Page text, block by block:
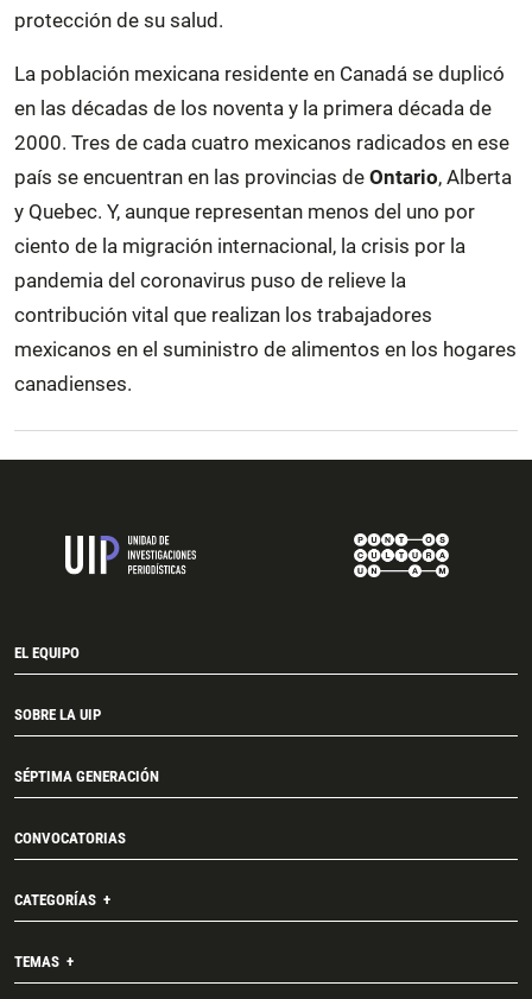
protección de su salud.
La población mexicana residente en Canadá se duplicó
en las décadas de los noventa y la primera década de
2000. Tres de cada cuatro mexicanos radicados en ese
país se encuentran en las provincias de Ontario, Alberta
y Quebec. Y, aunque representan menos del uno por
ciento de la migración internacional, la crisis por la
pandemia del coronavirus puso de relieve la
contribución vital que realizan los trabajadores
mexicanos en el suministro de alimentos en los hogares
canadienses.
EL EQUIPO
SOBRE LA UIP
SÉPTIMA GENERACIÓN
CONVOCATORIAS
CATEGORÍAS
TEMAS